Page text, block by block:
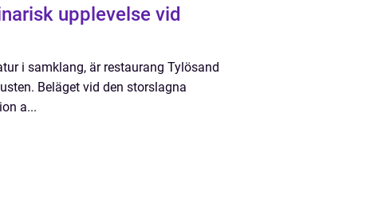
upplevelse vid
i samklang, är restaurang Tylösand
Beläget vid den storslagna
a...